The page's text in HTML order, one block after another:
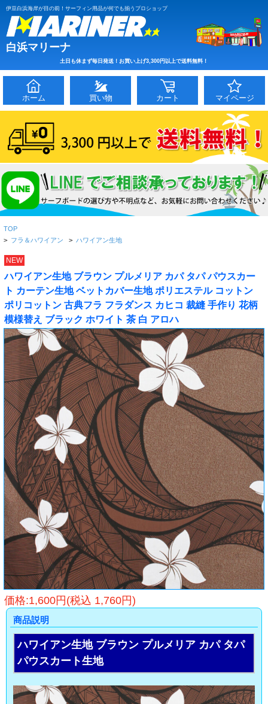
伊豆白浜海岸が目の前！サーフィン用品が何でも揃うプロショップ
白浜マリーナ
土日も休まず毎日発送！お買い上げ3,300円以上で送料無料！
ホーム 買い物 カート マイページ
TOP
> フラ＆ハワイアン > ハワイアン生地
NEW
ハワイアン生地 ブラウン プルメリア カパ タパ パウスカー
ト カーテン生地 ベットカバー生地 ポリエステル コットン
ポリコットン 古典フラ フラダンス カヒコ 裁縫 手作り 花柄
模様替え ブラック ホワイト 茶 白 アロハ
価格:1,600円(税込 1,760円)
商品説明
ハワイアン生地 ブラウン プルメリア カパ タパ
パウスカート生地